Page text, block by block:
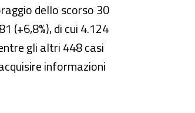
dello scorso 30
(+6,8%), di cui 4.124
gli altri 448 casi
informazioni